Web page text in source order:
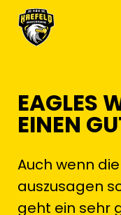
EAGLES
EINEN
Auch wenn
auszusagen
geht ein sehr